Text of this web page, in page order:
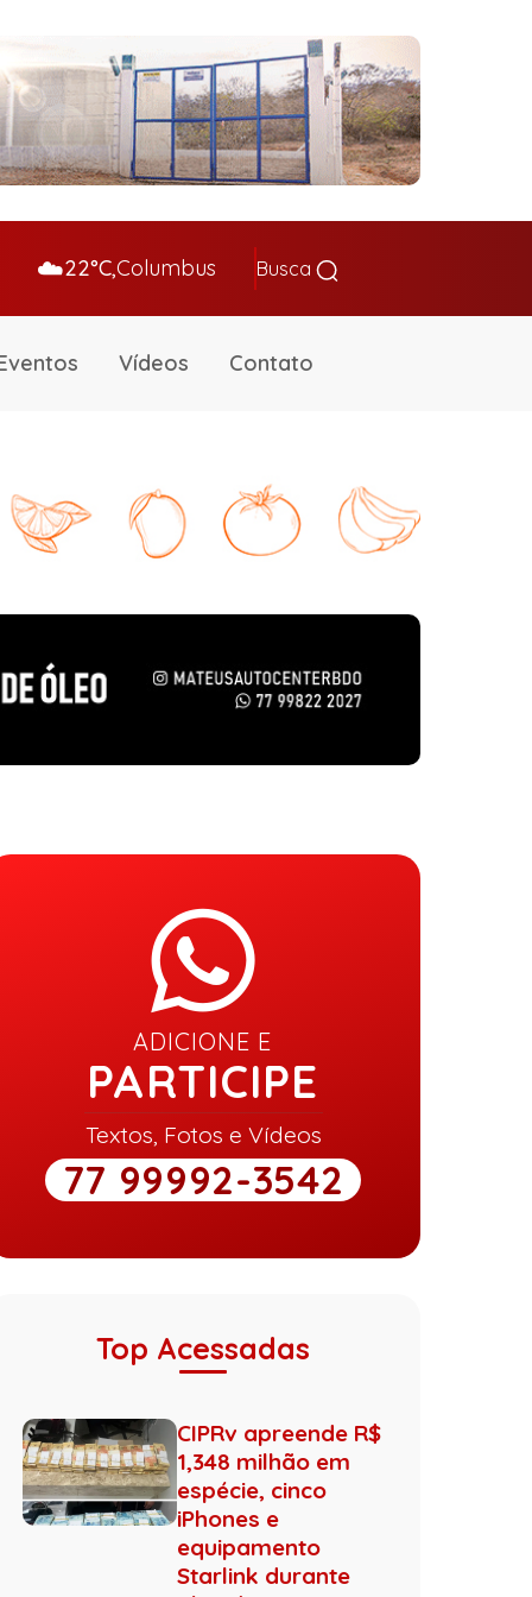
☁️22°C,Columbus Busca
Vídeos Contato
ADICIONE E
PARTICIPE
Textos, Fotos e Vídeos
77 99992-3542
Top Acessadas
CIPRv apreende R$
1,348 milhão em
espécie, cinco
iPhones e
equipamento
Starlink durante